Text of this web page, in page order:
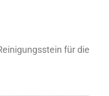
für die